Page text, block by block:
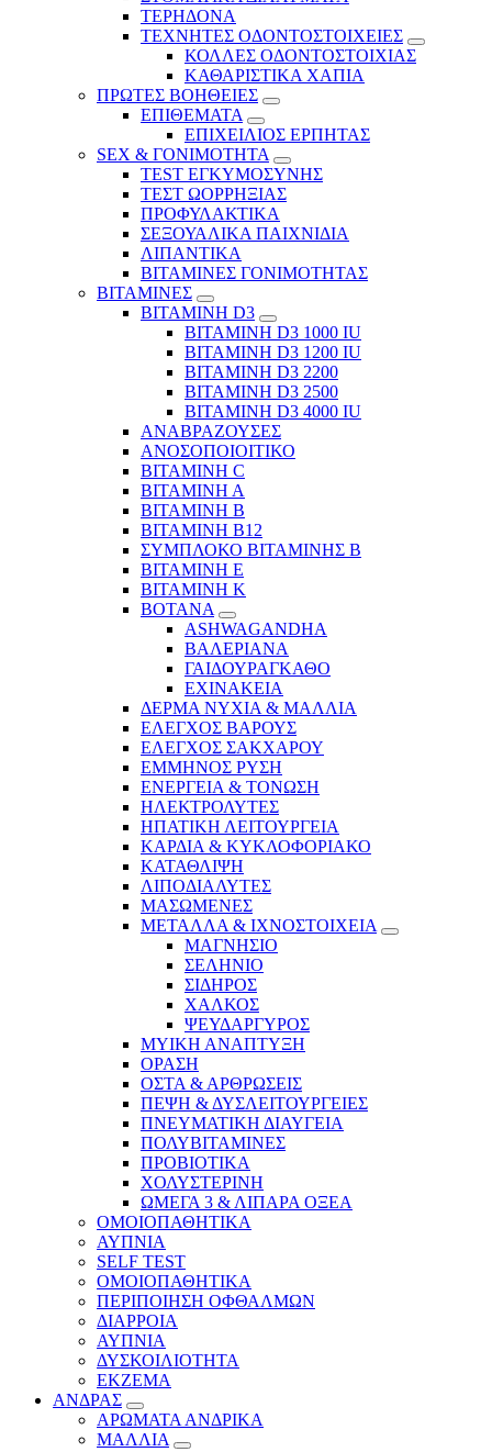
ΤΕΡΗΔΟΝΑ
ΤΕΧΝΗΤΕΣ ΟΔΟΝΤΟΣΤΟΙΧΕΙΕΣ
ΚΟΛΛΕΣ ΟΔΟΝΤΟΣΤΟΙΧΙΑΣ
ΚΑΘΑΡΙΣΤΙΚΑ ΧΑΠΙΑ
ΠΡΩΤΕΣ ΒΟΗΘΕΙΕΣ
ΕΠΙΘΕΜΑΤΑ
ΕΠΙΧΕΙΛΙΟΣ ΕΡΠΗΤΑΣ
SEX & ΓΟΝΙΜΟΤΗΤΑ
TEST ΕΓΚΥΜΟΣΥΝΗΣ
ΤΕΣΤ ΩΟΡΡΗΞΙΑΣ
ΠΡΟΦΥΛΑΚΤΙΚΑ
ΣΕΞΟΥΑΛΙΚΑ ΠΑΙΧΝΙΔΙΑ
ΛΙΠΑΝΤΙΚΑ
ΒΙΤΑΜΙΝΕΣ ΓΟΝΙΜΟΤΗΤΑΣ
ΒΙΤΑΜΙΝΕΣ
ΒΙΤΑΜΙΝΗ D3
ΒΙΤΑΜΙΝΗ D3 1000 IU
ΒΙΤΑΜΙΝΗ D3 1200 IU
ΒΙΤΑΜΙΝΗ D3 2200
ΒΙΤΑΜΙΝΗ D3 2500
BITAMINH D3 4000 IU
ΑΝΑΒΡΑΖΟΥΣΕΣ
ΑΝΟΣΟΠΟΙΟΙΤΙΚΟ
ΒΙΤΑΜΙΝΗ C
ΒΙΤΑΜΙΝΗ Α
ΒΙΤΑΜΙΝΗ Β
ΒΙΤΑΜΙΝΗ Β12
ΣΥΜΠΛΟΚΟ ΒΙΤΑΜΙΝΗΣ Β
ΒΙΤΑΜΙΝΗ Ε
ΒΙΤΑΜΙΝΗ Κ
ΒΟΤΑΝΑ
ASHWAGANDHA
ΒΑΛΕΡΙΑΝΑ
ΓΑΙΔΟΥΡΑΓΚΑΘΟ
ΕΧΙΝΑΚΕΙΑ
ΔΕΡΜΑ ΝΥΧΙΑ & ΜΑΛΛΙΑ
ΕΛΕΓΧΟΣ ΒΑΡΟΥΣ
ΕΛΕΓΧΟΣ ΣΑΚΧΑΡΟΥ
ΕΜΜΗΝΟΣ ΡΥΣΗ
ΕΝΕΡΓΕΙΑ & ΤΟΝΩΣΗ
ΗΛΕΚΤΡΟΛΥΤΕΣ
ΗΠΑΤΙΚΗ ΛΕΙΤΟΥΡΓΕΙΑ
ΚΑΡΔΙΑ & ΚΥΚΛΟΦΟΡΙΑΚΟ
ΚΑΤΑΘΛΙΨΗ
ΛΙΠΟΔΙΑΛΥΤΕΣ
ΜΑΣΩΜΕΝΕΣ
ΜΕΤΑΛΛΑ & ΙΧΝΟΣΤΟΙΧΕΙΑ
ΜΑΓΝΗΣΙΟ
ΣΕΛΗΝΙΟ
ΣΙΔΗΡΟΣ
ΧΑΛΚΟΣ
ΨΕΥΔΑΡΓΥΡΟΣ
ΜΥΙΚΗ ΑΝΑΠΤΥΞΗ
ΟΡΑΣΗ
ΟΣΤΑ & ΑΡΘΡΩΣΕΙΣ
ΠΕΨΗ & ΔΥΣΛΕΙΤΟΥΡΓΕΙΕΣ
ΠΝΕΥΜΑΤΙΚΗ ΔΙΑΥΓΕΙΑ
ΠΟΛΥΒΙΤΑΜΙΝΕΣ
ΠΡΟΒΙΟΤΙΚΑ
ΧΟΛΥΣΤΕΡΙΝΗ
ΩΜΕΓΑ 3 & ΛΙΠΑΡΑ ΟΞΕΑ
ΟΜΟΙΟΠΑΘΗΤΙΚΑ
ΑΥΠΝΙΑ
SELF TEST
ΟΜΟΙΟΠΑΘΗΤΙΚΑ
ΠΕΡΙΠΟΙΗΣΗ ΟΦΘΑΛΜΩΝ
ΔΙΑΡΡΟΙΑ
ΑΥΠΝΙΑ
ΔΥΣΚΟΙΛΙΟΤΗΤΑ
ΕΚΖΕΜΑ
ΑΝΔΡΑΣ
ΑΡΩΜΑΤΑ ΑΝΔΡΙΚΑ
ΜΑΛΛΙΑ